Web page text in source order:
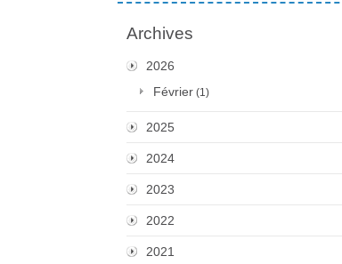
Archives
2026
Février (1)
2025
2024
2023
2022
2021